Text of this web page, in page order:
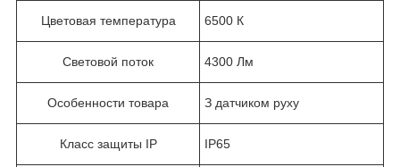
Цветовая температура 6500 К
Световой поток 4300 Лм
Особенности товара З датчиком руху
Класс защиты IP IP65